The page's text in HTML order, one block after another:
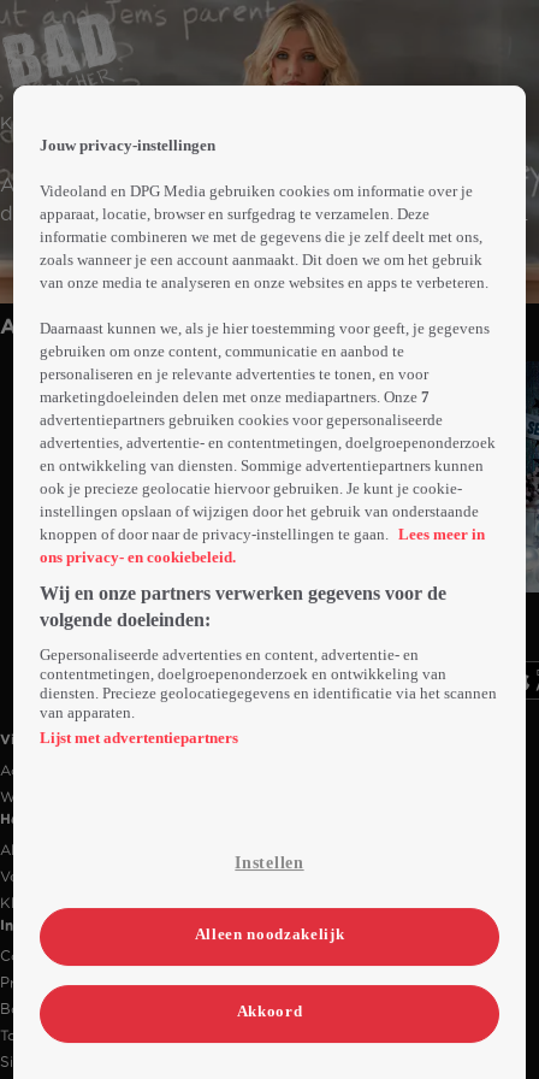
Komedie
Als de meedogenloze, grofgebekte lerares Elizabeth
door haar verloofde wordt gedumpt, richt ze haar pijlen
op de knappe, rijke invalkracht Scott. Ze moet om zijn
aandacht concurreren met haar strijdlustige collega Amy.
Meer
info
Anderen kijken ook
Ga
naar
Ga
Ga
Videoland useful links.
Videoland
Actiecode
Werken bij RTL
Handige links
Alle films & series
Veelgestelde vragen
Klantenservice
Informatie
Contact
Privacy-instellingen
Bedrijfsgegevens
Toegankelijkheidsverklaring
Sitemap
Jouw privacy-instellingen
Videoland en DPG Media gebruiken cookies om informatie over je
apparaat, locatie, browser en surfgedrag te verzamelen. Deze
informatie combineren we met de gegevens die je zelf deelt met ons,
zoals wanneer je een account aanmaakt. Dit doen we om het gebruik
van onze media te analyseren en onze websites en apps te verbeteren.
Daarnaast kunnen we, als je hier toestemming voor geeft, je gegevens
gebruiken om onze content, communicatie en aanbod te
personaliseren en je relevante advertenties te tonen, en voor
marketingdoeleinden delen met onze mediapartners. Onze7
advertentiepartners gebruiken cookies voor gepersonaliseerde
advertenties, advertentie- en contentmetingen, doelgroepenonderzoek
en ontwikkeling van diensten. Sommige advertentiepartners kunnen
ook je precieze geolocatie hiervoor gebruiken. Je kunt je cookie-
instellingen opslaan of wijzigen door het gebruik van onderstaande
knoppen of door naar de privacy-instellingen te gaan. Lees meer in
ons privacy- en cookiebeleid.
Wij en onze partners verwerken gegevens voor de
volgende doeleinden:
Gepersonaliseerde advertenties en content, advertentie- en
contentmetingen, doelgroepenonderzoek en ontwikkeling van
diensten. Precieze geolocatiegegevens en identificatie via het scannen
van apparaten.
Lijst met advertentiepartners
Instellen
Alleen noodzakelijk
Akkoord